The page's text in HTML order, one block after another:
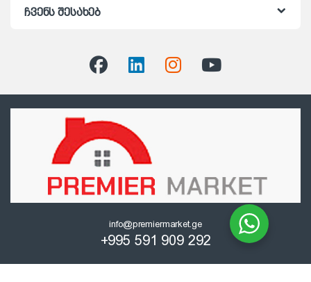
ჩვენს შესახებ
info@premiermarket.ge
+995 591 909 292